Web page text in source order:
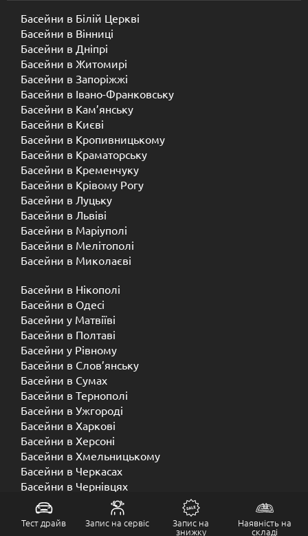
Басейни в Білій Церкві
Басейни в Вінниці
Басейни в Дніпрі
Басейни в Житомирі
Басейни в Запоріжжі
Басейни в Івано-Франковську
Басейни в Кам’янську
Басейни в Києві
Басейни в Кропивницькому
Басейни в Краматорську
Басейни в Кременчуку
Басейни в Крівому Рогу
Басейни в Луцьку
Басейни в Львіві
Басейни в Маріуполі
Басейни в Мелітополі
Басейни в Миколаєві
Басейни в Нікополі
Басейни в Одесі
Басейни у Матвіїві
Басейни в Полтаві
Басейни у ​​Рівному
Басейни в Слов’янську
Басейни в Сумах
Басейни в Тернополі
Басейни в Ужгороді
Басейни в Харкові
Басейни в Херсоні
Басейни в Хмельницькому
Басейни в Черкасах
Басейни в Чернівцях
Басейни в Чернігові
Тест драйв Запис на сервіс Запис на
знижку
Наявність на
складі